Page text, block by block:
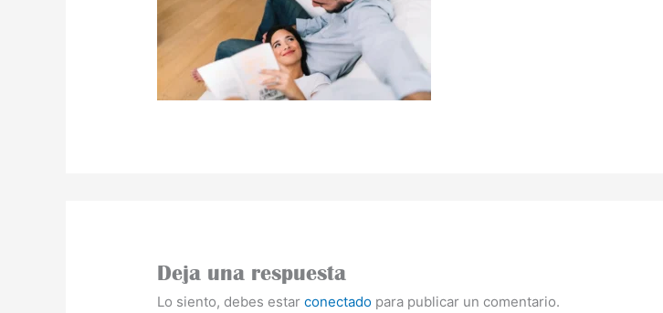
Deja una respuesta
Lo siento, debes estarconectado para publicar un comentario.